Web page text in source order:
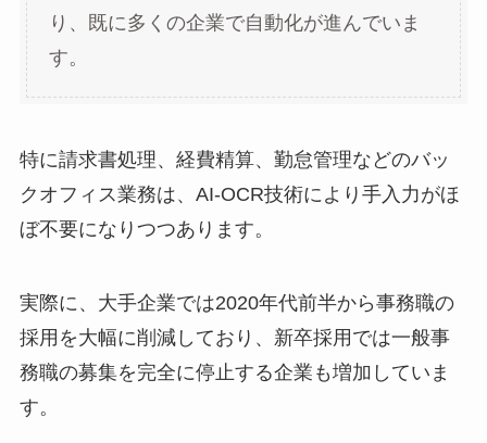
り、既に多くの企業で自動化が進んでいま
す。
特に請求書処理、経費精算、勤怠管理などのバッ
クオフィス業務は、AI-OCR技術により手入力がほ
ぼ不要になりつつあります。
実際に、大手企業では2020年代前半から事務職の
採用を大幅に削減しており、新卒採用では一般事
務職の募集を完全に停止する企業も増加していま
す。